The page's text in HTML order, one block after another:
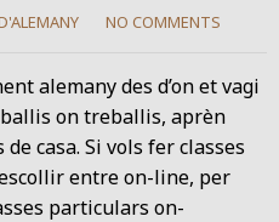
NO COMMENTS
alemany des d’on et vagi
on treballis, aprèn
casa. Si vols fer classes
entre on-line, per
particulars on-